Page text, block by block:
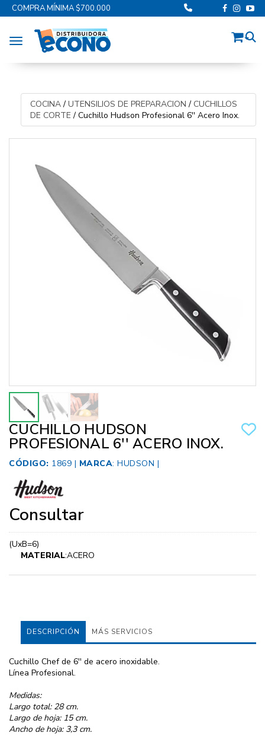
COMPRA MÍNIMA $700.000
Toggle navigation
COCINA/ UTENSILIOS DE PREPARACION / CUCHILLOS
DE CORTE / Cuchillo Hudson Profesional 6'' Acero Inox.
CUCHILLO HUDSON
PROFESIONAL 6'' ACERO INOX.
CÓDIGO: 1869 | MARCA: HUDSON |
Consultar
(UxB=6)
MATERIAL:ACERO
DESCRIPCIÓN MÁS SERVICIOS
Cuchillo Chef de 6'' de acero inoxidable.
Línea Profesional.
Medidas:
Largo total: 28 cm.
Largo de hoja: 15 cm.
Ancho de hoja: 3,3 cm.